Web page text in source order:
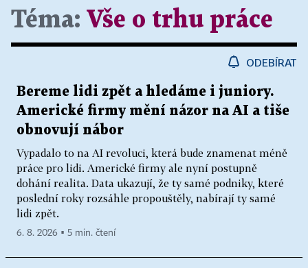
Téma: Vše o trhu práce
ODEBÍRAT
Bereme lidi zpět a hledáme i juniory.
Americké firmy mění názor na AI a tiše
obnovují nábor
Vypadalo to na AI revoluci, která bude znamenat méně
práce pro lidi. Americké firmy ale nyní postupně
dohání realita. Data ukazují, že ty samé podniky, které
poslední roky rozsáhle propouštěly, nabírají ty samé
lidi zpět.
6. 8. 2026 ▪ 5 min. čtení